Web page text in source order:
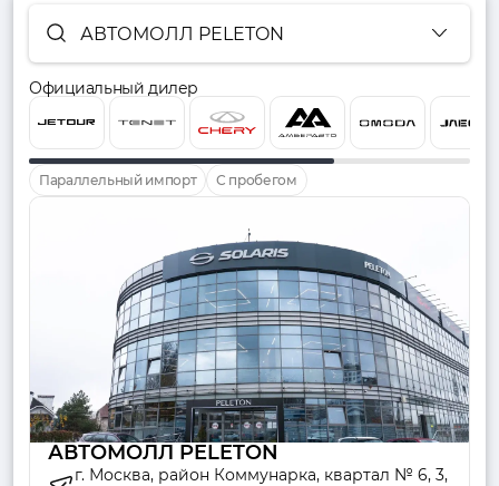
АВТОМОЛЛ PELETON
Официальный дилер
Параллельный импорт С пробегом
АВТОМОЛЛ PELETON
г. Москва, район Коммунарка, квартал № 6, 3,